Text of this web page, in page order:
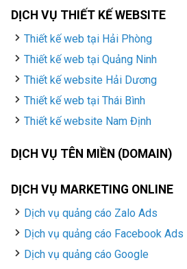
DỊCH VỤ THIẾT KẾ WEBSITE
Thiết kế web tại Hải Phòng
Thiết kế web tại Quảng Ninh
Thiết kế website Hải Dương
Thiết kế web tại Thái Bình
Thiết kế website Nam Định
DỊCH VỤ TÊN MIỀN (DOMAIN)
DỊCH VỤ MARKETING ONLINE
Dịch vụ quảng cáo Zalo Ads
Dịch vụ quảng cáo Facebook Ads
Dịch vụ quảng cáo Google